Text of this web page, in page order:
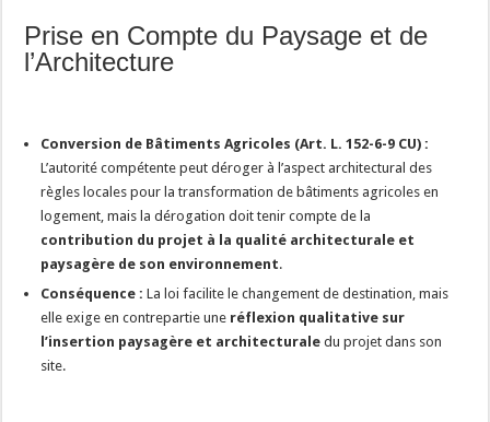
Prise en Compte du Paysage et de
l’Architecture
Conversion de Bâtiments Agricoles (Art. L. 152-6-9 CU) :
L’autorité compétente peut déroger à l’aspect architectural des
règles locales pour la transformation de bâtiments agricoles en
logement, mais la dérogation doit tenir compte de la
contribution du projet à la qualité architecturale et
paysagère de son environnement.
Conséquence : La loi facilite le changement de destination, mais
elle exige en contrepartie une réflexion qualitative sur
l’insertion paysagère et architecturale du projet dans son
site.